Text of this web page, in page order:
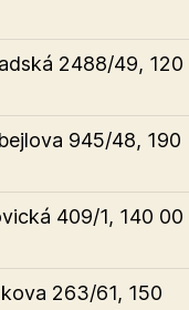
2488/49, 120
945/48, 190
409/1, 140 00
263/61, 150